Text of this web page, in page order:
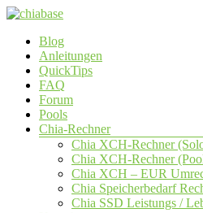
Zum
springen
chiabase
CHIA
Info-
Community
Seite
Menü
Blog
Anleitungen
QuickTips
FAQ
Forum
Pools
Chia-Rechner
Chia XCH-Rechner
Chia XCH-Rechner
Chia XCH – EUR
Chia Speicherbedarf
Chia SSD Leistungs /